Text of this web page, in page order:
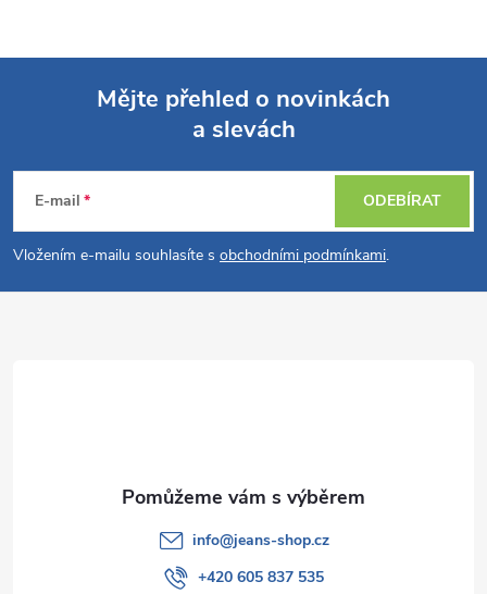
p
a
Mějte přehled o novinkách
a slevách
E-mail
Vložením e-mailu souhlasíte s obchodními podmínkami.
ODEBÍRAT
info@jeans-shop.cz
+420 605 837 535